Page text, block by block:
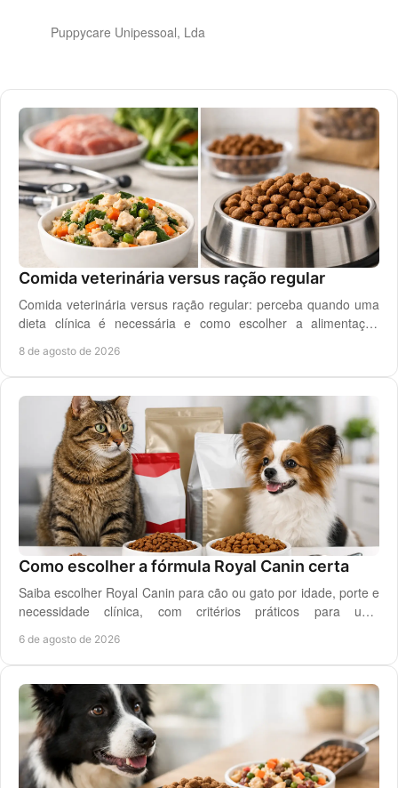
Puppycare Unipessoal, Lda
Comida veterinária versus ração regular
Comida veterinária versus ração regular: perceba quando uma
dieta clínica é necessária e como escolher a alimentação
8 de agosto de 2026
Como escolher a fórmula Royal Canin certa
Saiba escolher Royal Canin para cão ou gato por idade, porte e
necessidade clínica, com critérios práticos para uma
6 de agosto de 2026